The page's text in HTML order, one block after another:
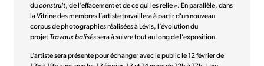
duconstruit, de l’effacement et de ce qui les relie ». En parallèle, dans
la Vitrine des membres l’artiste travaillera à partir d’un nouveau
corpus de photographies réalisées à Lévis, l’évolution du
projet Travaux baliséssera à suivre tout au long de l’exposition.
L’artiste sera présente pour échanger avec le public le 12 février de